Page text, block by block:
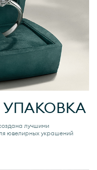
лучшими
ювелирных украшений